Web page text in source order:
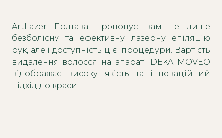
ArtLazer Полтава пропонує вам не лише
безболісну та ефективну лазерну епіляцію
рук, але і доступність цієї процедури. Вартість
видалення волосся на апараті DEKA MOVEO
відображає високу якість та інноваційний
підхід до краси.